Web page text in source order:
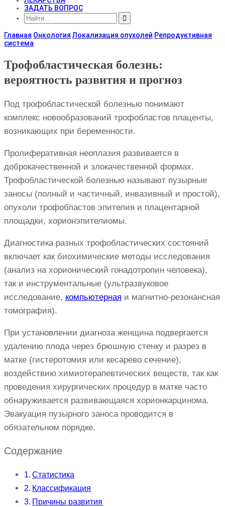
ЗАДАТЬ ВОПРОС
Главная Онкология Локализация опухолей Репродуктивная
система
Трофобластическая болезнь:
вероятность развития и прогноз
Под трофобластической болезнью понимают
комплекс новообразований трофобластов плаценты,
возникающих при беременности.
Пролиферативная неоплазия развивается в
доброкачественной и злокачественной формах.
Трофобластической болезнью называют пузырные
заносы (полный и частичный, инвазивный и простой),
опухоли трофобластов эпителия и плацентарной
площадки, хорионэпителиомы.
Диагностика разных трофобластических состояний
включает как биохимические методы исследования
(анализ на хорионический гонадотропин человека),
так и инструментальные (ультразвуковое
исследование, компьютерная и магнитно-резонансная
томография).
При установлении диагноза женщина подвергается
удалению плода через брюшную стенку и разрез в
матке (гистеротомия или кесарево сечение),
воздействию химиотерапевтических веществ, так как
проведения хирургических процедур в матке часто
обнаруживается развивающаяся хорионкарцинома.
Эвакуация пузырного заноса проводится в
обязательном порядке.
Содержание
Статистика
Классификация
Причины развития